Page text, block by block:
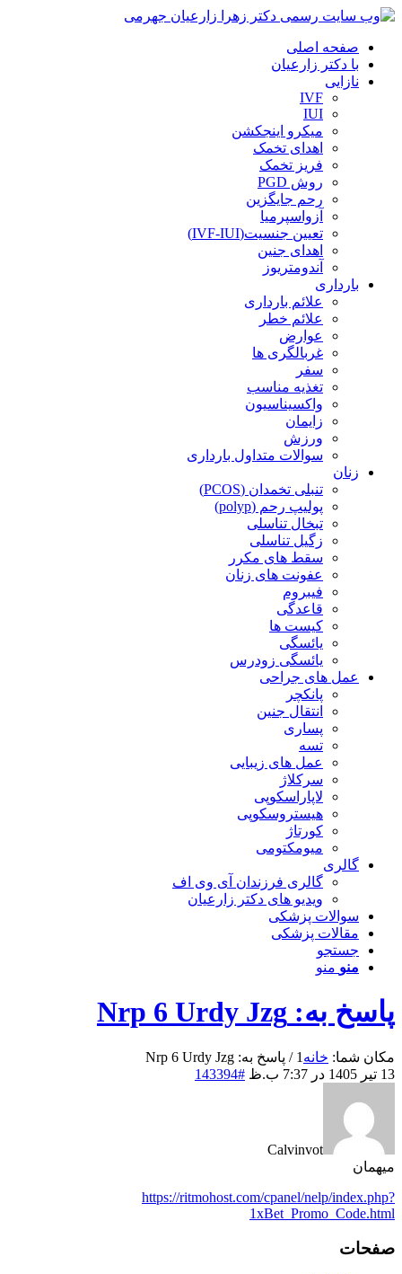
صفحه اصلی
با دکتر زارعیان
نازایی
IVF
IUI
میکرو اینجکشن
اهدای تخمک
فریز تخمک
روش PGD
رحم جایگزین
آزواسپرمیا
تعیین جنسیت(IVF-IUI)
اهدای جنین
آندومتریوز
بارداری
علائم بارداری
علائم خطر
عوارض
غربالگری ها
سفر
تغذیه مناسب
واکسیناسیون
زایمان
ورزش
سوالات متداول بارداری
زنان
تنبلی تخمدان (PCOS)
پولیپ رحم (polyp)
تبخال تناسلی
زگیل تناسلی
سقط های مکرر
عفونت های زنان
فیبروم
قاعدگی
کیست ها
یائسگی
یائسگی زودرس
عمل های جراحی
پانکچر
انتقال جنین
پساری
تسه
عمل های زیبایی
سرکلاژ
لاپاراسکوپی
هیستروسکوپی
کورتاژ
میومکتومی
گالری
گالری فرزندان آی وی اف
ویدیو های دکتر زارعیان
سوالات پزشکی
مقالات پزشکی
جستجو
منو منو
پاسخ به: Nrp 6 Urdy Jzg
مکان شما: خانه 1
/ پاسخ به: Nrp 6 Urdy Jzg
13 تیر 1405 در 7:37 ب.ظ
#143394
Calvinvot
میهمان
https://ritmohost.com/cpanel/nelp/index.php?
1xBet_Promo_Code.html
صفحات